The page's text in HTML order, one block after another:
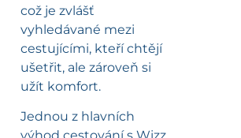
což je zvlášť
vyhledávané mezi
cestujícími, kteří chtějí
ušetřit, ale zároveň si
užít komfort.
Jednou z hlavních